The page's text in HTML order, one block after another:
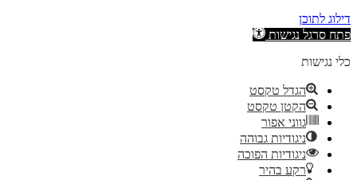
דילוג לתוכן
פתח סרגל נגישות
כלי נגישות
הגדל טקסט
הקטן טקסט
גווני אפור
ניגודיות גבוהה
ניגודיות הפוכה
רקע בהיר